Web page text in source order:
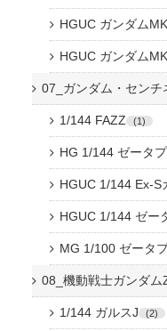
HGUC ガンダム
HGUC ガンダム
07_ガンダム・センチ
1/144 FAZZ 1
HG 1/144 ゼータ
HGUC 1/144 Ex-S
HGUC 1/144 ゼー
MG 1/100 ゼータ
08_機動戦士ガンダム
1/144 ガルスJ 2